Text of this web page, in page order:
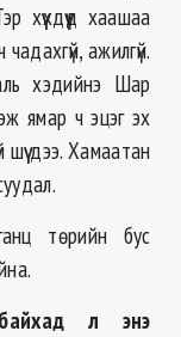
хаашаа
ажилгүй.
хэдийнэ Шар
ямар ч эцэг эх
шүү дээ. Хамаатан
төрийн бус
л энэ